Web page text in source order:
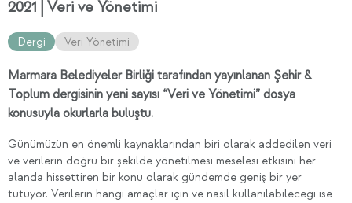
2021 | Veri ve Yönetimi
Dergi Veri Yönetimi
Marmara Belediyeler Birliği tarafından yayınlanan Şehir &
Toplum dergisinin yeni sayısı “Veri ve Yönetimi” dosya
konusuyla okurlarla buluştu.
Günümüzün en önemli kaynaklarından biri olarak addedilen veri
ve verilerin doğru bir şekilde yönetilmesi meselesi etkisini her
alanda hissettiren bir konu olarak gündemde geniş bir yer
tutuyor. Verilerin hangi amaçlar için ve nasıl kullanılabileceği ise